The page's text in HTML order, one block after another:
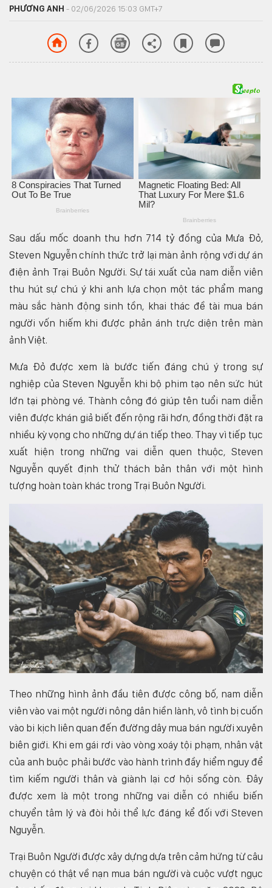
PHƯƠNG ANH - 02/06/2026 15:03 GMT+7
Sau dấu mốc doanh thu hơn 714 tỷ đồng của Mưa Đỏ,
Steven Nguyễn chính thức trở lại màn ảnh rộng với dự án
điện ảnh Trại Buôn Người. Sự tái xuất của nam diễn viên
thu hút sự chú ý khi anh lựa chọn một tác phẩm mang
màu sắc hành động sinh tồn, khai thác đề tài mua bán
người vốn hiếm khi được phản ánh trực diện trên màn
ảnh Việt.
Mưa Đỏ được xem là bước tiến đáng chú ý trong sự
nghiệp của Steven Nguyễn khi bộ phim tạo nên sức hút
lớn tại phòng vé. Thành công đó giúp tên tuổi nam diễn
viên được khán giả biết đến rộng rãi hơn, đồng thời đặt ra
nhiều kỳ vọng cho những dự án tiếp theo. Thay vì tiếp tục
xuất hiện trong những vai diễn quen thuộc, Steven
Nguyễn quyết định thử thách bản thân với một hình
tượng hoàn toàn khác trong Trại Buôn Người.
Theo những hình ảnh đầu tiên được công bố, nam diễn
viên vào vai một người nông dân hiền lành, vô tình bị cuốn
vào bi kịch liên quan đến đường dây mua bán người xuyên
biên giới. Khi em gái rơi vào vòng xoáy tội phạm, nhân vật
của anh buộc phải bước vào hành trình đầy hiểm nguy để
tìm kiếm người thân và giành lại cơ hội sống còn. Đây
được xem là một trong những vai diễn có nhiều biến
chuyển tâm lý và đòi hỏi thể lực đáng kể đối với Steven
Nguyễn.
Trại Buôn Người được xây dựng dựa trên cảm hứng từ câu
chuyện có thật về nạn mua bán người và cuộc vượt ngục